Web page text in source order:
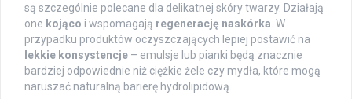
są szczególnie polecane dla delikatnej skóry twarzy. Działają
one kojąco i wspomagają regenerację naskórka . W
przypadku produktów oczyszczających lepiej postawić na
lekkie konsystencje – emulsje lub pianki będą znacznie
bardziej odpowiednie niż ciężkie żele czy mydła, które mogą
naruszać naturalną barierę hydrolipidową.